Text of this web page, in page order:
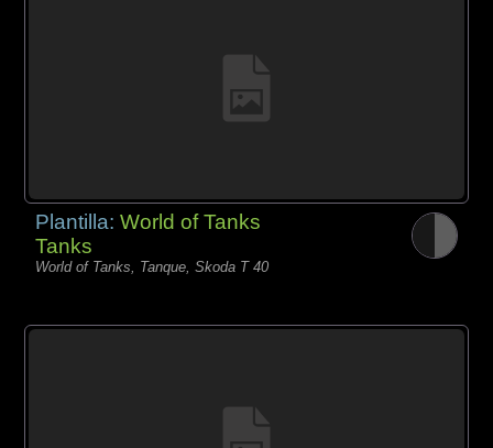
Plantilla:World of Tanks
Tanks
World of Tanks, Tanque, Skoda T 40